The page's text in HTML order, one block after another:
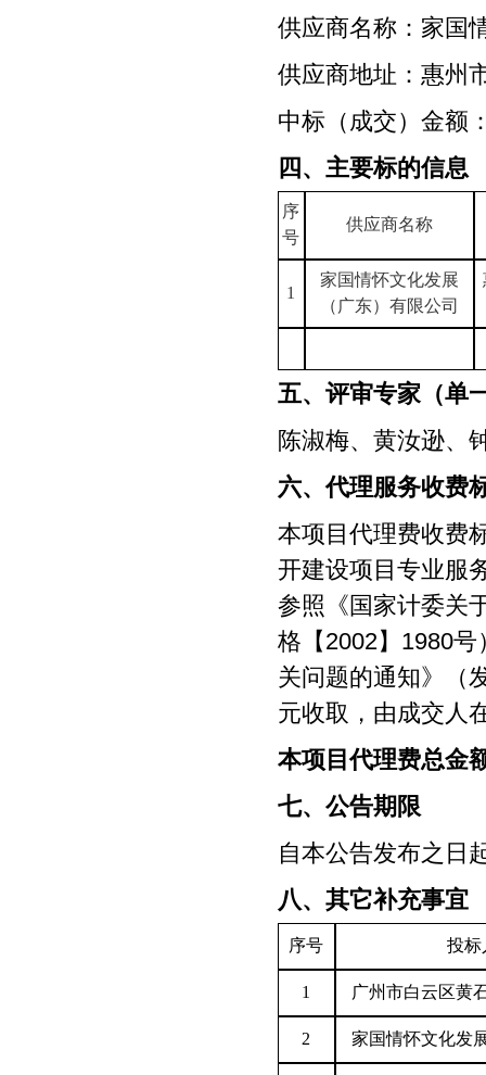
供应商名称：家国
供应商地址：惠州
中标（成交）金额
四、主要标的信息
序
号
供应商名称
1
家国情怀文化发展
（广东）有限公司
五、评审专家（单
陈淑梅、黄汝逊、
六、代理服务收费
本项目代理费收费
开建设项目专业服
参照《国家计委关
格【2002】1980
关问题的通知》（
元收取，由成交人
本项目代理费总金
七、公告期限
自本公告发布之日
八、其它补充事宜
序号 投标
1 广州市白云区黄
2 家国情怀文化发